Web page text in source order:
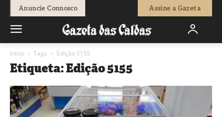
Anuncie Connosco Assine a Gazeta
Início Tags Edição 5155
Etiqueta: Edição 5155